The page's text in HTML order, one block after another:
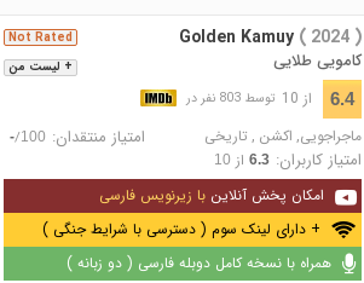
+ لیست من
Not Rated Golden Kamuy ( 2024 )
کامویی طلایی
6.4 از 10 توسط 803 نفر در
ماجراجویی, اکشن , تاریخی امتیاز منتقدان: -/100
امتیاز کاربران: 6.3از 10
امکان پخش آنلاین با زیرنویس فارسی
+ دارای لینک سوم ( دسترسی با شرایط جنگی )
همراه با نسخه کامل دوبله فارسی ( دو زبانه )